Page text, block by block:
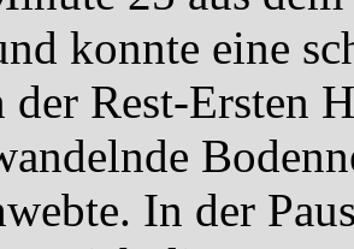
konnte eine
der Rest-Ersten
In der